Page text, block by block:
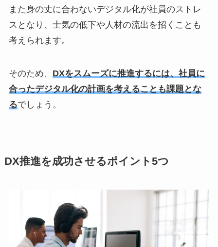
また身の丈に合わないデジタル化が社員のストレ
スとなり、士気の低下や人材の流出を招くことも
考えられます。
そのため、 DXをスムーズに推進するには、社員に
合ったデジタル化の計画を考えることも課題とな
るでしょう。
DX推進を成功させるポイント5つ